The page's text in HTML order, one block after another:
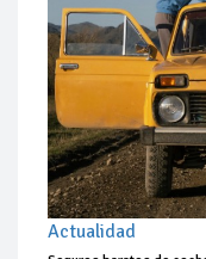
Actualidad